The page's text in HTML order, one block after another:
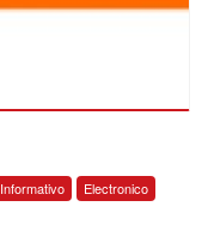
Informativo Electronico